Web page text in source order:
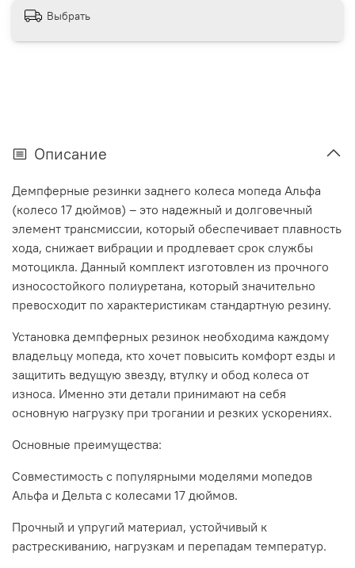
Выбрать
Описание
Демпферные резинки заднего колеса мопеда Альфа
(колесо 17 дюймов) – это надежный и долговечный
элемент трансмиссии, который обеспечивает плавность
хода, снижает вибрации и продлевает срок службы
мотоцикла. Данный комплект изготовлен из прочного
износостойкого полиуретана, который значительно
превосходит по характеристикам стандартную резину.
Установка демпферных резинок необходима каждому
владельцу мопеда, кто хочет повысить комфорт езды и
защитить ведущую звезду, втулку и обод колеса от
износа. Именно эти детали принимают на себя
основную нагрузку при трогании и резких ускорениях.
Основные преимущества:
Совместимость с популярными моделями мопедов
Альфа и Дельта с колесами 17 дюймов.
Прочный и упругий материал, устойчивый к
растрескиванию, нагрузкам и перепадам температур.